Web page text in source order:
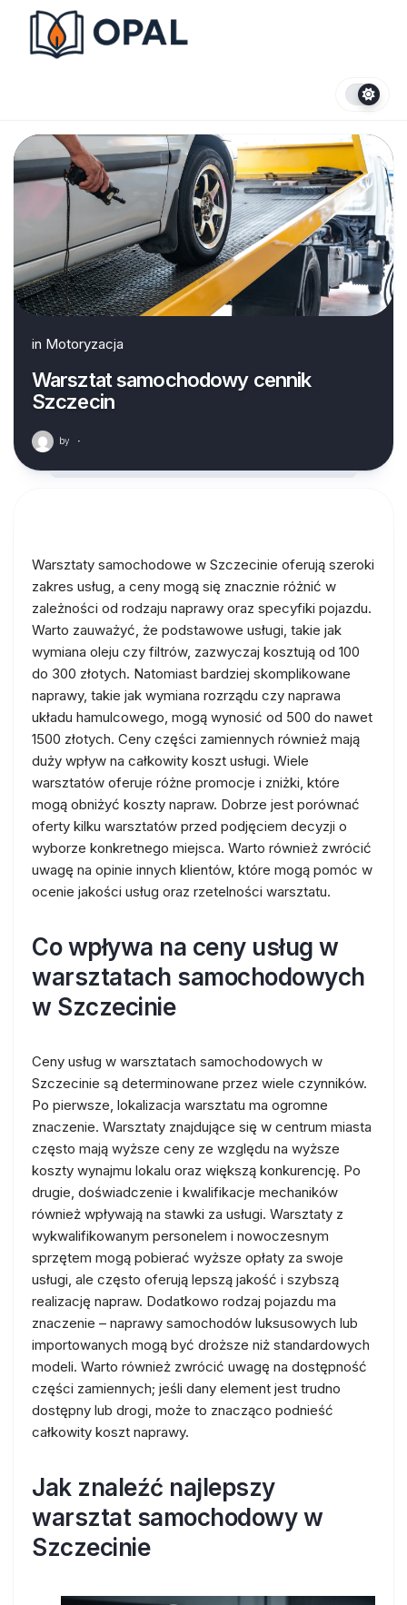
content
in Motoryzacja
Warsztat samochodowy cennik
Szczecin
by ·
Warsztaty samochodowe w Szczecinie oferują szeroki
zakres usług, a ceny mogą się znacznie różnić w
zależności od rodzaju naprawy oraz specyfiki pojazdu.
Warto zauważyć, że podstawowe usługi, takie jak
wymiana oleju czy filtrów, zazwyczaj kosztują od 100
do 300 złotych. Natomiast bardziej skomplikowane
naprawy, takie jak wymiana rozrządu czy naprawa
układu hamulcowego, mogą wynosić od 500 do nawet
1500 złotych. Ceny części zamiennych również mają
duży wpływ na całkowity koszt usługi. Wiele
warsztatów oferuje różne promocje i zniżki, które
mogą obniżyć koszty napraw. Dobrze jest porównać
oferty kilku warsztatów przed podjęciem decyzji o
wyborze konkretnego miejsca. Warto również zwrócić
uwagę na opinie innych klientów, które mogą pomóc w
ocenie jakości usług oraz rzetelności warsztatu.
Co wpływa na ceny usług w
warsztatach samochodowych
w Szczecinie
Ceny usług w warsztatach samochodowych w
Szczecinie są determinowane przez wiele czynników.
Po pierwsze, lokalizacja warsztatu ma ogromne
znaczenie. Warsztaty znajdujące się w centrum miasta
często mają wyższe ceny ze względu na wyższe
koszty wynajmu lokalu oraz większą konkurencję. Po
drugie, doświadczenie i kwalifikacje mechaników
również wpływają na stawki za usługi. Warsztaty z
wykwalifikowanym personelem i nowoczesnym
sprzętem mogą pobierać wyższe opłaty za swoje
usługi, ale często oferują lepszą jakość i szybszą
realizację napraw. Dodatkowo rodzaj pojazdu ma
znaczenie – naprawy samochodów luksusowych lub
importowanych mogą być droższe niż standardowych
modeli. Warto również zwrócić uwagę na dostępność
części zamiennych; jeśli dany element jest trudno
dostępny lub drogi, może to znacząco podnieść
całkowity koszt naprawy.
Jak znaleźć najlepszy
warsztat samochodowy w
Szczecinie